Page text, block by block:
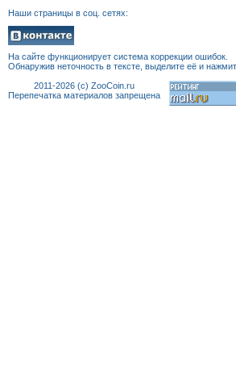
Наши страницы в соц. сетях:
2011-2026 (c) ZooCoin.ru
Перепечатка материалов запрещена
На сайте функционирует система коррекции ошибок.
Обнаружив неточность в тексте, выделите её и